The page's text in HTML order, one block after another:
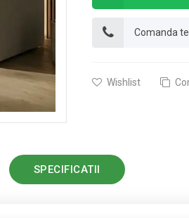
Comanda
Wishlist
SPECIFICATII